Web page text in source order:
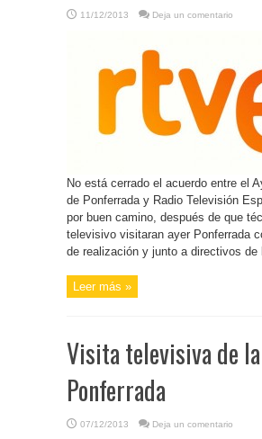
11/12/2013 Deja un comentario
No está cerrado el acuerdo entre el
de Ponferrada y Radio Televisión
por buen camino, después de que
televisivo visitaran ayer Ponferrada
de realización y junto a directivos de
Leer más »
Visita televisiva de
Ponferrada
07/12/2013 Deja un comentario